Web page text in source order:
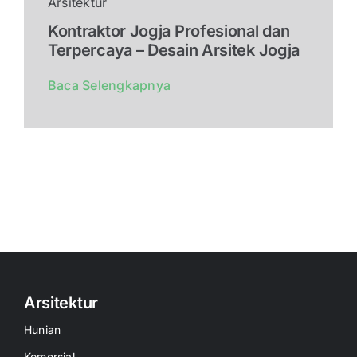
Kontraktor Jogja Profesional dan
Terpercaya – Desain Arsitek Jogja
Baca Selengkapnya
Arsitektur
Hunian